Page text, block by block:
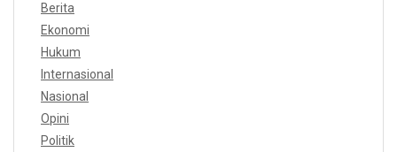
Berita
Ekonomi
Hukum
Internasional
Nasional
Opini
Politik